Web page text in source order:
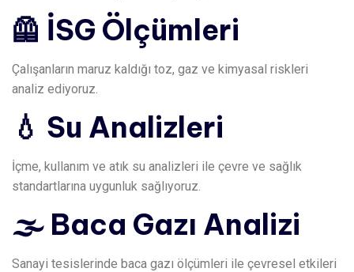
🦺 İSG Ölçümleri
Çalışanların maruz kaldığı toz, gaz ve kimyasal riskleri
analiz ediyoruz.
💧 Su Analizleri
İçme, kullanım ve atık su analizleri ile çevre ve sağlık
standartlarına uygunluk sağlıyoruz.
🌫️ Baca Gazı Analizi
Sanayi tesislerinde baca gazı ölçümleri ile çevresel etkileri